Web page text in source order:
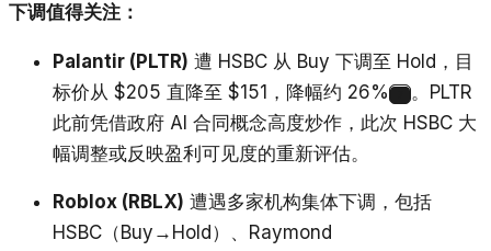
下调值得关注：
Palantir (PLTR) 遭 HSBC 从 Buy 下调至 Hold，目
标价从 $205 直降至 $151，降幅约 26%
。PLTR
此前凭借政府 AI 合同概念高度炒作，此次 HSBC 大
幅调整或反映盈利可见度的重新评估。
Roblox (RBLX) 遭遇多家机构集体下调，包括
HSBC（Buy→Hold）、Raymond